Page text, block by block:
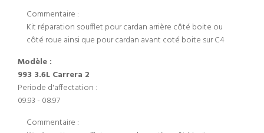
Commentaire :
Kit réparation soufflet pour cardan arrière côté boite ou
côté roue ainsi que pour cardan avant coté boite sur C4
Modèle :
993 3.6L Carrera 2
Periode d'affectation :
09.93 - 08.97
Commentaire :